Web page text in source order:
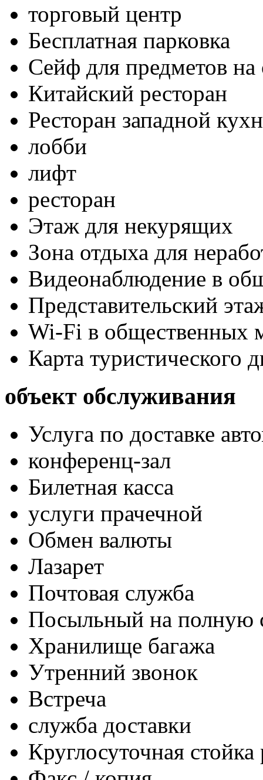
торговый центр
Бесплатная парковка
Сейф для предметов на
Китайский ресторан
Ресторан западной
лобби
лифт
ресторан
Этаж для некурящих
Зона отдыха для
Видеонаблюдение в
Представительский
Wi-Fi в общественных
Карта туристического
объект обслуживания
Услуга по доставке
конференц-зал
Билетная касса
услуги прачечной
Обмен валюты
Лазарет
Почтовая служба
Посыльный на полную
Хранилище багажа
Утренний звонок
Встреча
служба доставки
Круглосуточная стойка